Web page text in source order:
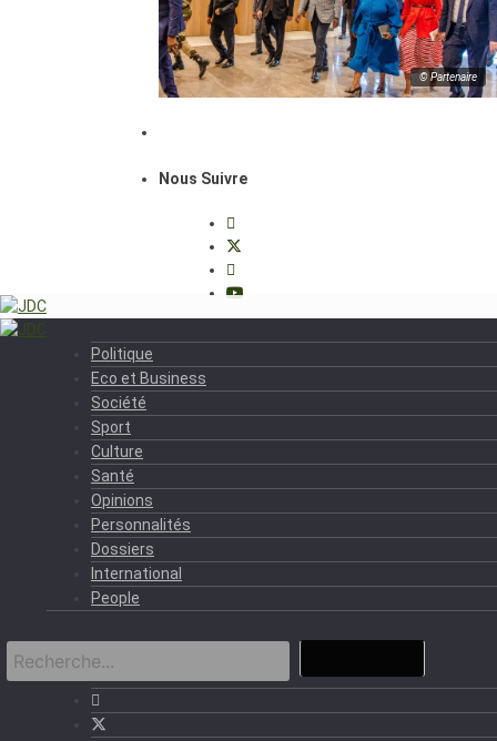
© Partenaire
Nous Suivre
Politique
Eco et Business
Société
Sport
Culture
Santé
Opinions
Personnalités
Dossiers
International
People